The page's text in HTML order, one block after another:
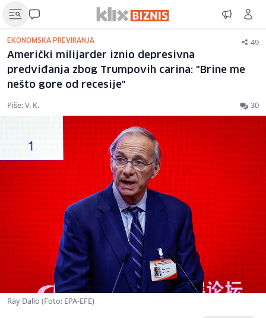
EKONOMSKA PREVIRANJA 49
Američki milijarder iznio depresivna
predviđanja zbog Trumpovih carina: "Brine me
nešto gore od recesije"
Piše: V. K. 30
Ray Dalio (Foto: EPA-EFE)